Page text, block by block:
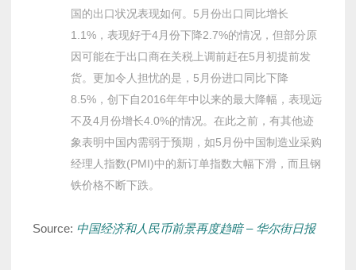
国的出口状况表现如何。5月份出口同比增长
1.1%，表现好于4月份下降2.7%的情况，但部分原
因可能在于出口商在关税上调前赶在5月初提前发
货。更加令人担忧的是，5月份进口同比下降
8.5%，创下自2016年年中以来的最大降幅，表现远
不及4月份增长4.0%的情况。在此之前，有其他迹
象表明中国内需弱于预期，如5月份中国制造业采购
经理人指数(PMI)中的新订单指数大幅下滑，而且钢
铁价格不断下跌。
Source: 中国经济和人民币前景再度趋暗 – 华尔街日报